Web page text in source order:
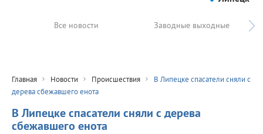
Все новости Заводные выходные
Главная Новости Происшествия
В Липецке спасатели сняли с
дерева сбежавшего енота
В Липецке спасатели сняли с дерева
сбежавшего енота